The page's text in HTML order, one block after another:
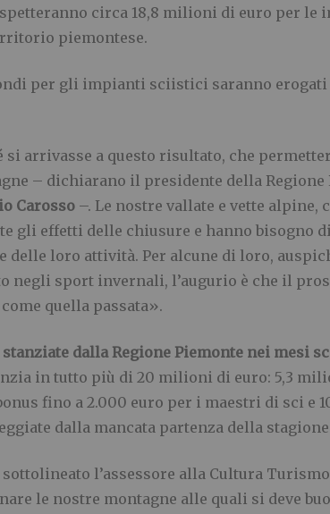
circa 18,8 milioni di euro per le
piemontese.
per gli impianti sciistici saranno
arrivasse a questo risultato, che
– dichiarano il presidente della Regione
Carosso –. Le nostre vallate e vette
gli effetti delle chiusure e hanno bisogno
delle loro attività. Per alcune di loro,
negli sport invernali, l’augurio è che il
quella passata».
dalla Regione Piemonte nei mesi
in tutto più di 20 milioni di euro: 5,3
fino a 2.000 euro per i maestri di sci e
dalla mancata partenza della
l’assessore alla Cultura
le nostre montagne alle quali si deve